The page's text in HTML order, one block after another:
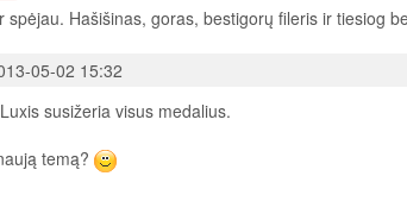
spėjau. Hašišinas, goras, bestigorų fileris ir tiesiog
05-02 15:32
susižeria visus medalius.
temą?